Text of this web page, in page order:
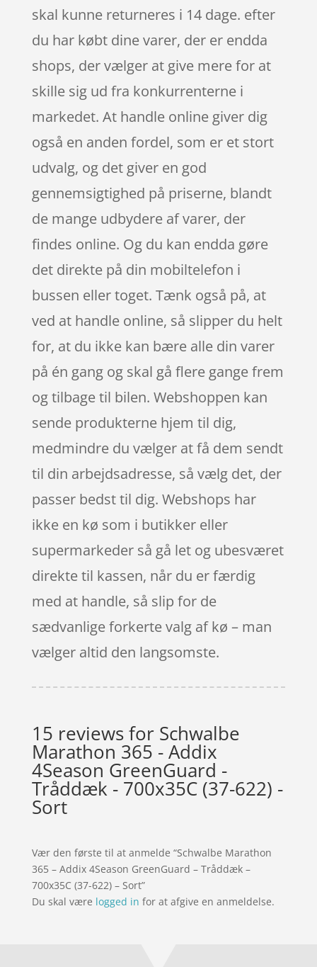
skal kunne returneres i 14 dage. efter
du har købt dine varer, der er endda
shops, der vælger at give mere for at
skille sig ud fra konkurrenterne i
markedet. At handle online giver dig
også en anden fordel, som er et stort
udvalg, og det giver en god
gennemsigtighed på priserne, blandt
de mange udbydere af varer, der
findes online. Og du kan endda gøre
det direkte på din mobiltelefon i
bussen eller toget. Tænk også på, at
ved at handle online, så slipper du helt
for, at du ikke kan bære alle din varer
på én gang og skal gå flere gange frem
og tilbage til bilen. Webshoppen kan
sende produkterne hjem til dig,
medmindre du vælger at få dem sendt
til din arbejdsadresse, så vælg det, der
passer bedst til dig. Webshops har
ikke en kø som i butikker eller
supermarkeder så gå let og ubesværet
direkte til kassen, når du er færdig
med at handle, så slip for de
sædvanlige forkerte valg af kø – man
vælger altid den langsomste.
15 reviews for Schwalbe
Marathon 365 - Addix
4Season GreenGuard -
Tråddæk - 700x35C (37-622) -
Sort
Vær den første til at anmelde “Schwalbe Marathon
365 – Addix 4Season GreenGuard – Tråddæk –
700x35C (37-622) – Sort”
Du skal være logged in for at afgive en anmeldelse.